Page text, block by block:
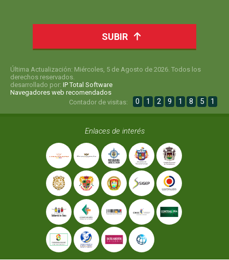
SUBIR
Última Actualización: Miércoles, 5 de Agosto de 2026. Todos los
derechos reservados.
desarrollado por: IP Total Software
Navegadores web recomendados
Contador de visitas:
0 1 2 9 1 8 5 1
Enlaces de interés